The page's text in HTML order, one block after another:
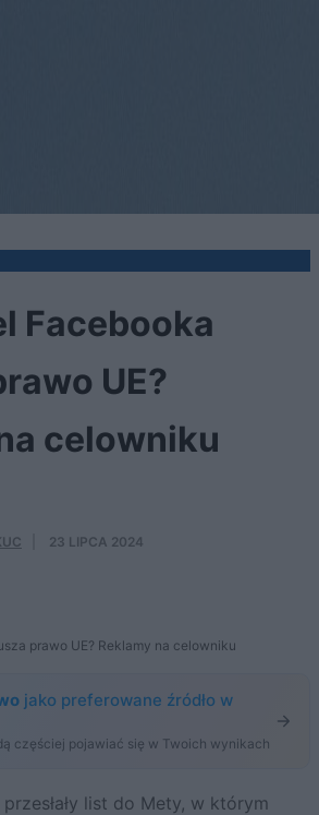
Facebooka
UE?
celowniku
23 LIPCA 2024
prawo UE? Reklamy na celowniku
jako preferowane źródło w
częściej pojawiać się w Twoich wynikach